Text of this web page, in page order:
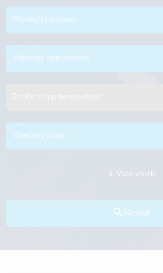
Prodej/pronájem
Všechny nemovitosti
Všechny státy
Více voleb
Hledat